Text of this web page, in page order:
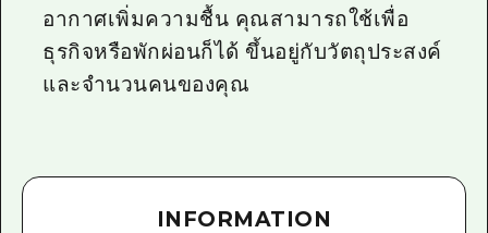
อากาศเพิ่มความชื้น คุณสามารถใช้เพื่อ
ธุรกิจหรือพักผ่อนก็ได้ ขึ้นอยู่กับวัตถุประสงค์
และจำนวนคนของคุณ
INFORMATION